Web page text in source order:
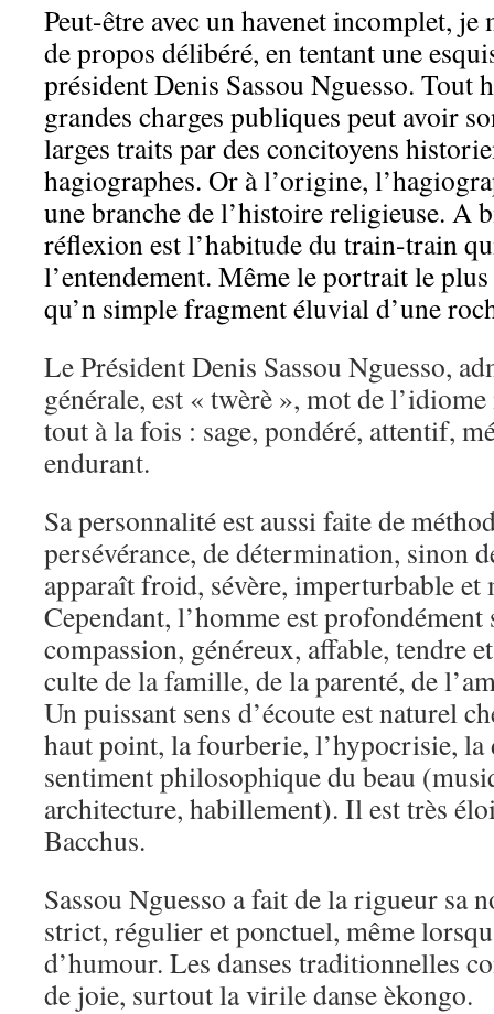
Peut-être avec un havenet incomplet, je
de propos délibéré, en tentant une
président Denis Sassou Nguesso. Tout
grandes charges publiques peut avoir
larges traits par des concitoyens
hagiographes. Or à l’origine,
une branche de l’histoire religieuse. A
réflexion est l’habitude du train-train
l’entendement. Même le portrait le
qu’n simple fragment éluvial d’une
Le Président Denis Sassou Nguesso,
générale, est « twèrè », mot de
tout à la fois : sage, pondéré, attentif,
endurant.
Sa personnalité est aussi faite de
persévérance, de détermination, sinon
apparaît froid, sévère, imperturbable et
Cependant, l’homme est
compassion, généreux, affable, tendre
culte de la famille, de la parenté, de
Un puissant sens d’écoute est naturel
haut point, la fourberie, l’hypocrisie,
sentiment philosophique du beau
architecture, habillement). Il est très
Bacchus.
Sassou Nguesso a fait de la rigueur sa
strict, régulier et ponctuel, même
d’humour. Les danses traditionnelles
de joie, surtout la virile danse èkongo.